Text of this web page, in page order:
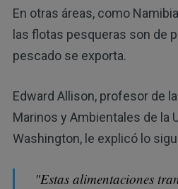
En otras áreas, como
las flotas pesqueras son de
pescado se exporta.
Edward Allison, profesor de
Marinos y Ambientales de la
Washington, le explicó lo
"Estas alimentaciones